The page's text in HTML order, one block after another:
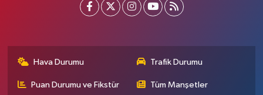
Hava Durumu Trafik Durumu
Puan Durumu ve Fikstür Tüm Manşetler